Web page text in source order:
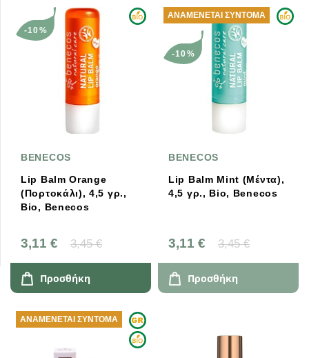
BENECOS
Lip Balm Orange
(Πορτοκάλι), 4,5 γρ.,
Bio, Benecos
3,11 € 3,45 €
-10%
Προσθήκη
BENECOS
Lip Balm Mint (Μέντα),
4,5 γρ., Bio, Benecos
3,11 € 3,45 €
ΑΝΑΜΈΝΕΤΑΙ ΣΎΝΤΟΜΑ
-10%
Προσθήκη
ΑΝΑΜΈΝΕΤΑΙ ΣΎΝΤΟΜΑ